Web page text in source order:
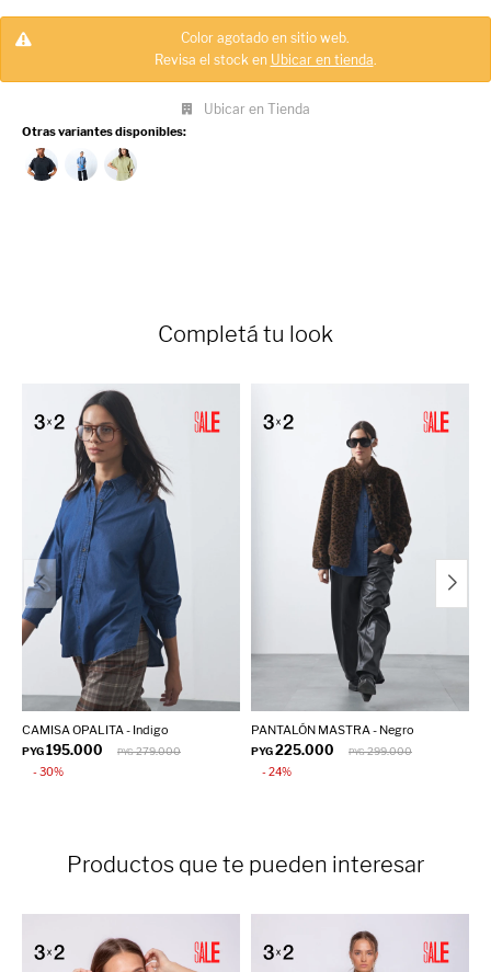
Color agotado en sitio web.
Revisa el stock en Ubicar en tienda.
Ubicar en Tienda
Otras variantes disponibles:
Completá tu look
CAMISA OPALITA - Indigo
PYG195.000 PYG 279.000
30
PANTALÓN MASTRA - Negro
PYG225.000 PYG 299.000
24
Productos que te pueden interesar